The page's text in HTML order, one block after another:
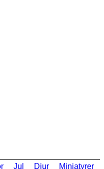
Jul Djur
Miniatyrer